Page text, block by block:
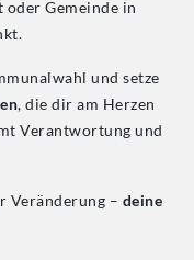
Gemeinde in
und setze
, die dir am Herzen
Verantwortung und
Veränderung – deine